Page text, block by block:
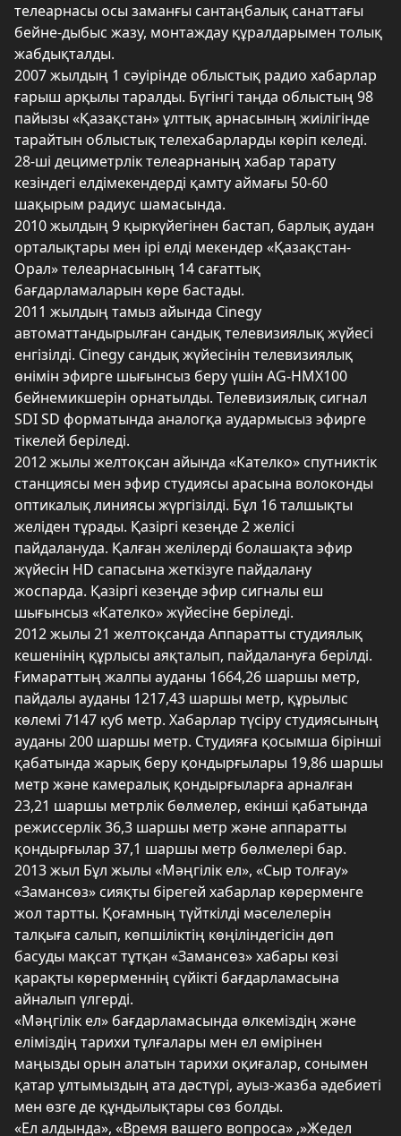
телеарнасы осы заманғы сантаңбалық санаттағы
бейне-дыбыс жазу, монтаждау құралдарымен толық
жабдықталды.
2007 жылдың 1 сәуірінде облыстық радио хабарлар
ғарыш арқылы таралды. Бүгінгі таңда облыстың 98
пайызы «Қазақстан» ұлттық арнасының жиілігінде
тарайтын облыстық телехабарларды көріп келеді.
28-ші дециметрлік телеарнаның хабар тарату
кезіндегі елдімекендерді қамту аймағы 50-60
шақырым радиус шамасында.
2010 жылдың 9 қыркүйегінен бастап, барлық аудан
орталықтары мен ірі елді мекендер «Қазақстан-
Орал» телеарнасының 14 сағаттық
бағдарламаларын көре бастады.
2011 жылдың тамыз айында Сinegy
автоматтандырылған сандық телевизиялық жүйесі
енгізілді. Сinegy сандық жүйесінін телевизиялық
өнімін эфирге шығынсыз беру үшін AG-HMX100
бейнемикшерін орнатылды. Телевизиялық сигнал
SDI SD форматында аналогқа аудармысыз эфирге
тікелей беріледі.
2012 жылы желтоқсан айында «Кателко» спутниктік
станциясы мен эфир студиясы арасына волоконды
оптикалық линиясы жүргізілді. Бұл 16 талшықты
желіден тұрады. Қазіргі кезеңде 2 желісі
пайдалануда. Қалған желілерді болашақта эфир
жүйесін HD сапасына жеткізуге пайдалану
жоспарда. Қазіргі кезеңде эфир сигналы еш
шығынсыз «Кателко» жүйесіне беріледі.
2012 жылы 21 желтоқсанда Аппаратты студиялық
кешенінің құрлысы аяқталып, пайдалануға берілді.
Ғимараттың жалпы ауданы 1664,26 шаршы метр,
пайдалы ауданы 1217,43 шаршы метр, құрылыс
көлемі 7147 куб метр. Хабарлар түсіру студиясының
ауданы 200 шаршы метр. Студияға қосымша бірінші
қабатында жарық беру қондырғылары 19,86 шаршы
метр және камералық қондырғыларға арналған
23,21 шаршы метрлік бөлмелер, екінші қабатында
режиссерлік 36,3 шаршы метр және аппаратты
қондырғылар 37,1 шаршы метр бөлмелері бар.
2013 жыл Бұл жылы «Мәңгілік ел», «Сыр толғау»
«Замансөз» сияқты бірегей хабарлар көрерменге
жол тартты. Қоғамның түйткілді мәселелерін
талқыға салып, көпшіліктің көңіліндегісін дөп
басуды мақсат тұтқан «Замансөз» хабары көзі
қарақты көрерменнің сүйікті бағдарламасына
айналып үлгерді.
«Мәңгілік ел» бағдарламасында өлкеміздің және
еліміздің тарихи тұлғалары мен ел өмірінен
маңызды орын алатын тарихи оқиғалар, сонымен
қатар ұлтымыздың ата дәстүрі, ауыз-жазба әдебиеті
мен өзге де құндылықтары сөз болды.
«Ел алдында», «Время вашего вопроса» ,»Жедел